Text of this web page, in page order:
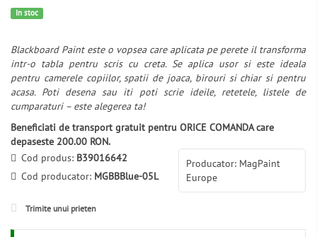
In stoc
Blackboard Paint este o vopsea care aplicata pe perete il transforma
intr-o tabla pentru scris cu creta. Se aplica usor si este ideala
pentru camerele copiilor, spatii de joaca, birouri si chiar si pentru
acasa. Poti desena sau iti poti scrie ideile, retetele, listele de
cumparaturi – este alegerea ta!
Beneficiati de transport gratuit pentru ORICE COMANDA care
depaseste 200.00 RON.
Producator: MagPaint
Europe
Cod produs: B39016642
Cod producator: MGBBBlue-05L
Trimite unui prieten